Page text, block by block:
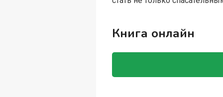
Книга онлайн